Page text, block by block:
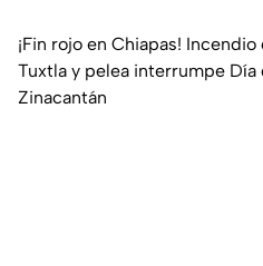
¡Fin rojo en Chiapas!
Tuxtla y pelea interrumpe
Zinacantán